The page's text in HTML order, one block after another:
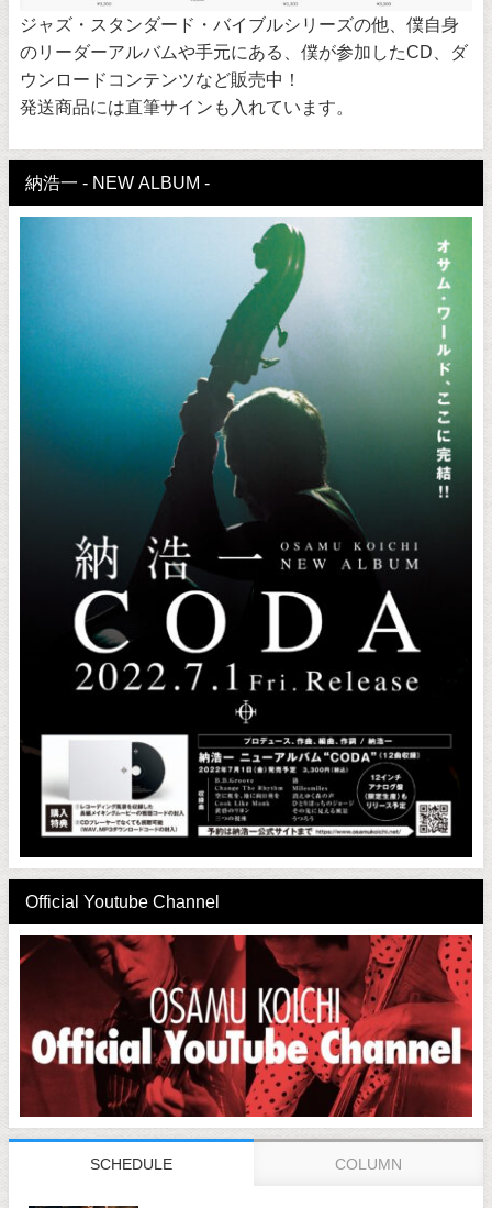
ジャズ・スタンダード・バイブルシリーズの他、僕自身
のリーダーアルバムや手元にある、僕が参加したCD、ダ
ウンロードコンテンツなど販売中！
発送商品には直筆サインも入れています。
納浩一 - NEW ALBUM -
Official Youtube Channel
SCHEDULE COLUMN